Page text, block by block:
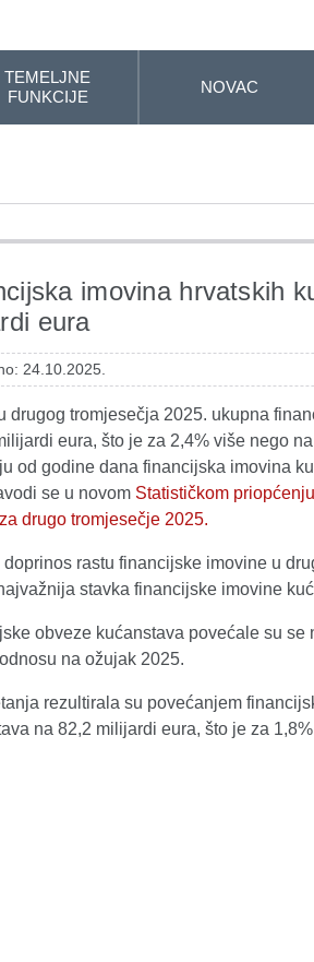
TEMELJNE
FUNKCIJE
NOVAC
imovina hrvatskih
eura
24.10.2025.
drugog tromjesečja 2025. ukupna
eura, što je za 2,4% više nego
od godine dana financijska imovina
se u novom Statističkom
drugo tromjesečje 2025.
doprinos rastu financijske imovine u
stavka financijske imovine
obveze kućanstava povećale su se
na ožujak 2025.
rezultirala su povećanjem
na 82,2 milijardi eura, što je za